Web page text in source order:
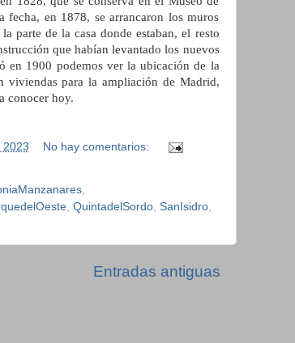
fecha, en 1878, se arrancaron los muros
parte de la casa donde estaban, el resto
que habían levantado los nuevos
en 1900 podemos ver la ubicación de la
viviendas para la ampliación de Madrid,
conocer hoy.
2023 No hay comentarios:
,
, QuintadelSordo, SanIsidro,
Entradas antiguas